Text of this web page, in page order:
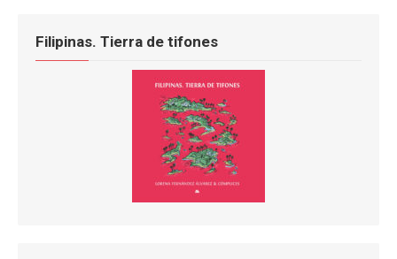
Filipinas. Tierra de tifones